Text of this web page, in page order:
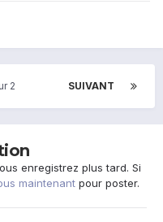
SUIVANT
2
enregistrez plus tard. Si
maintenant pour poster.